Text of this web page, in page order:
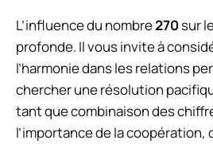
L’influence du nombre270sur
profonde. Il vous invite à
l’harmonie dans les relations
chercher une résolution
tant que combinaison des
l’importance de la